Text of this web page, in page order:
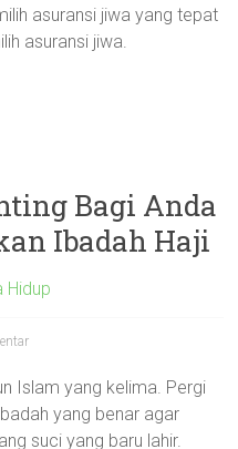
asuransi jiwa yang tepat
asuransi jiwa.
Bagi Anda
Ibadah Haji
Hidup
Islam yang kelima. Pergi
yang benar agar
suci yang baru lahir.